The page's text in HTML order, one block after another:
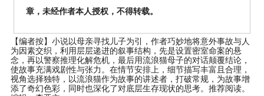
章，未经作者本人授权，不得转载。
【编者按】 小说以母亲寻找儿子为引，作者巧妙地将意外事故与人
为因素交织，利用层层递进的叙事结构，先是设置密室命案的悬
念，再以警察推理化解危机，最后用流浪猫母子的对话颠覆结论，
使故事充满戏剧性与张力。在情节安排上，细节描写丰富且合理，
视角选择独特，以流浪猫作为故事的讲述者，打破常规，为故事增
添了奇幻色彩，同时也深化了对底层生存现状的思考。推荐阅读。